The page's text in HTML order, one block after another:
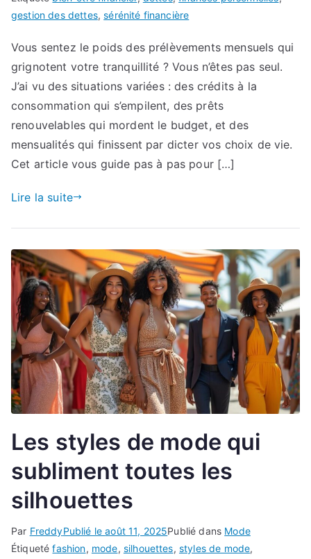
gestion des dettes,sérénité financière
Vous sentez le poids des prélèvements mensuels qui
grignotent votre tranquillité ? Vous n’êtes pas seul.
J’ai vu des situations variées : des crédits à la
consommation qui s’empilent, des prêts
renouvelables qui mordent le budget, et des
mensualités qui finissent par dicter vos choix de vie.
Cet article vous guide pas à pas pour […]
Lire la suite
Les styles de mode qui
subliment toutes les
silhouettes
Par FreddyPublié leaoût 11, 2025Publié dans Mode
Étiquetéfashion, mode, silhouettes, styles de mode,